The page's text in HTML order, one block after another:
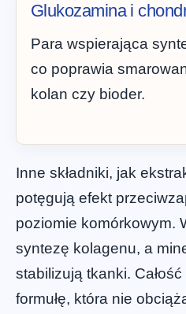
Glukozamina i
Para wspierająca
co poprawia
kolan czy bioder.
Inne składniki, jak
potęgują efekt
poziomie komórkowym.
syntezę kolagenu, a
stabilizują tkanki.
formułę, która nie